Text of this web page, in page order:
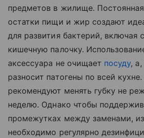
предметов в жилище.
остатки пищи и жир создают
для развития бактерий, включая
кишечную палочку.
аксессуара не очищает посуду,
разносит патогены по всей
рекомендуют менять губку не
неделю. Однако чтобы
промежутках между заменами,
необходимо регулярно